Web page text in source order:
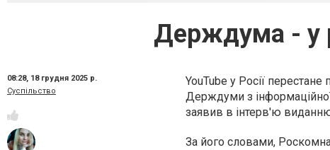
Держдума - у
08:28, 18 грудня 2025 р.
Суспільство
YouTube у Росії
Держдуми з
заявив в інтерв'ю
За його словами,